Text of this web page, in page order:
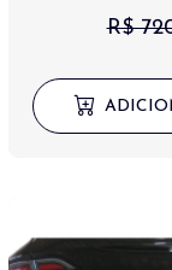
R$